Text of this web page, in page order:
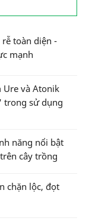
rễ toàn diện -
mạnh
Ure và Atonik
trong sử dụng
năng nổi bật
cây trồng
chặn lộc, đọt